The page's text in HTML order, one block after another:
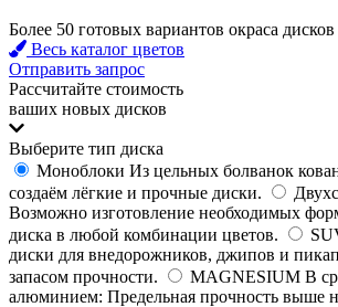
Более 50 готовых вариантов окраса дисков
Весь каталог цветов
Отправить запрос
Рассчитайте стоимость
ваших новых дисков
Выберите тип диска
Моноблоки Из цельных болванок
создаём лёгкие и прочные диски.
Возможно изготовление необходимых
диска в любой комбинации цветов.
диски для внедорожников, джипов и
запасом прочности.
MAGNESIUM В
алюминием: Предельная прочность выше